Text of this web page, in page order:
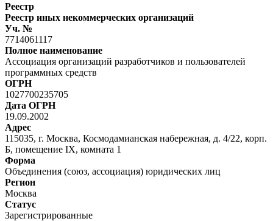
Реестр
Реестр иных некоммерческих организаций
Уч. №
7714061117
Полное наименование
Ассоциация организаций разработчиков и пользователей
программных средств
ОГРН
1027700235705
Дата ОГРН
19.09.2002
Адрес
115035, г. Москва, Космодамианская набережная, д. 4/22, корп.
Б, помещение IX, комната 1
Форма
Объединения (союз, ассоциация) юридических лиц
Регион
Москва
Статус
Зарегистрированные